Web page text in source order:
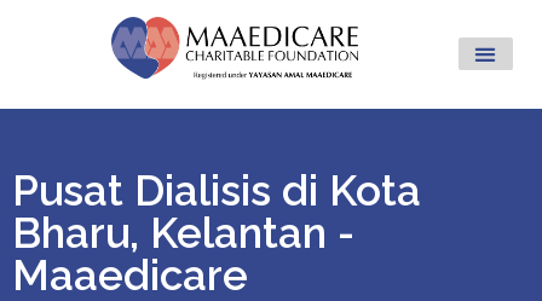
Pusat Dialisis di Kota
Bharu, Kelantan -
Maaedicare